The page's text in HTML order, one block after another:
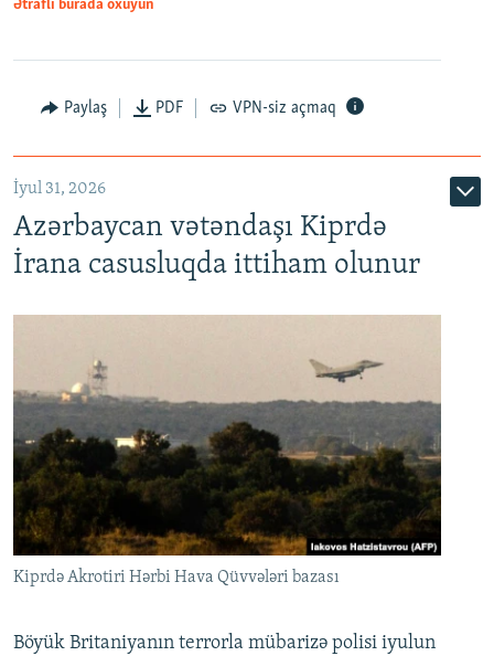
Ətraflı burada oxuyun
Paylaş PDF VPN-siz açmaq
İyul 31, 2026
Azərbaycan vətəndaşı Kiprdə
İrana casusluqda ittiham olunur
Kiprdə Akrotiri Hərbi Hava Qüvvələri bazası
Böyük Britaniyanın terrorla mübarizə polisi iyulun